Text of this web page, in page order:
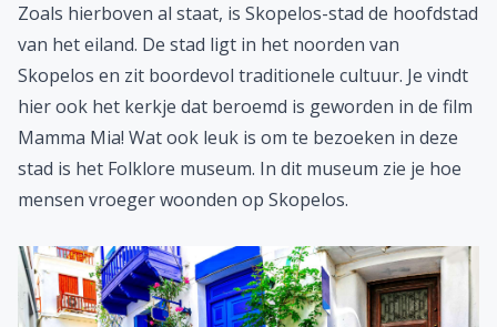
Zoals hierboven al staat, is Skopelos-stad de hoofdstad
van het eiland. De stad ligt in het noorden van
Skopelos en zit boordevol traditionele cultuur. Je vindt
hier ook het kerkje dat beroemd is geworden in de film
Mamma Mia! Wat ook leuk is om te bezoeken in deze
stad is het Folklore museum. In dit museum zie je hoe
mensen vroeger woonden op Skopelos.